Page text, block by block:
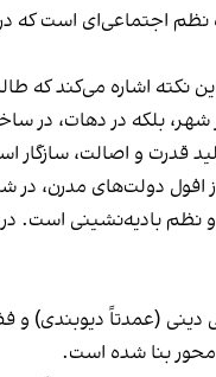
نظم اجتماعی‌ای است که
نکته اشاره می‌کند که
بلکه در دهات، در
قدرت و اصالت، سازگار
دولت‌های مدرن، در
بادیه‌نشینی است. در
عمدتاً از مناطق روستایی، مدارس
بنا شده است.